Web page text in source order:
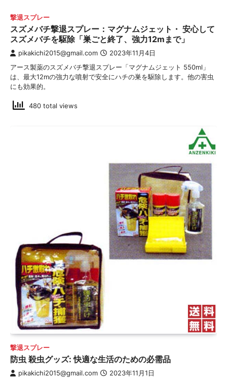
撃退スプレー
スズメバチ撃退スプレー：マグナムジェット・ 安心して
スズメバチを駆除「巣ごと終了、強力12mまで」
pikakichi2015@gmail.com 2023年11月4日
アース製薬のスズメバチ撃退スプレー「マグナムジェット 550ml」
は、最大12mの強力な噴射で安全にハチの巣を駆除します。他の害虫
にも効果的。
480 total views
撃退スプレー
防虫 殺虫グッズ: 快適な生活のための必需品
pikakichi2015@gmail.com 2023年11月1日